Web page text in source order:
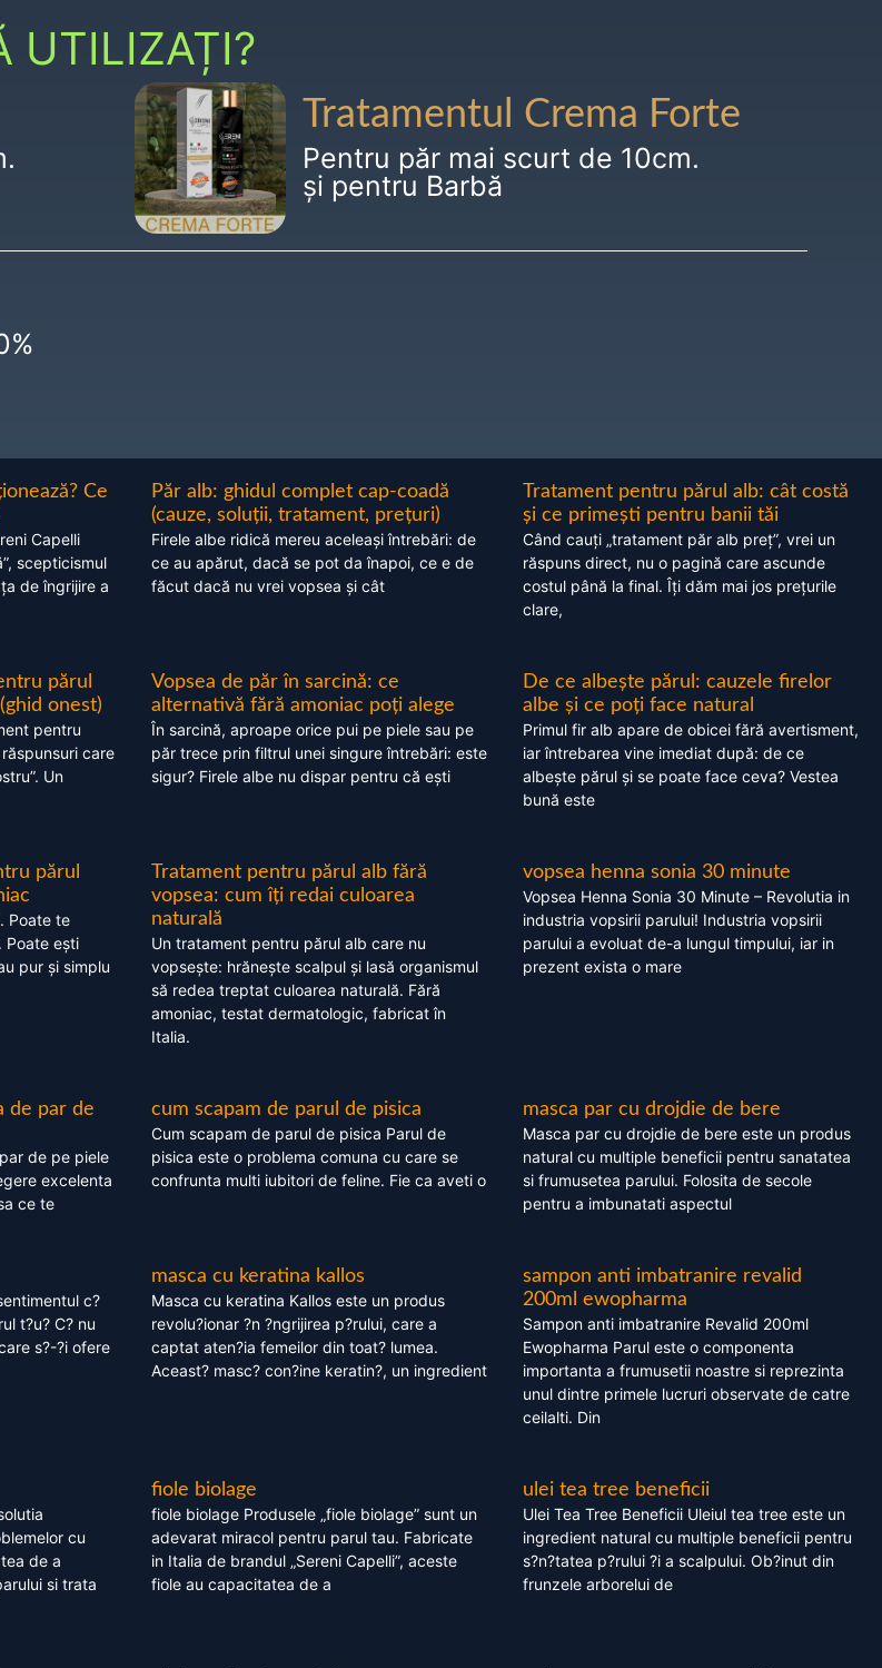
UTILIZAȚI?
Tratamentul Crema Forte
Pentru păr mai scurt de 10cm.
și pentru Barbă
Ce
Capelli
scepticismul
de îngrijire a
Păr alb: ghidul complet cap-coadă
(cauze, soluții, tratament, prețuri)
Firele albe ridică mereu aceleași întrebări: de
ce au apărut, dacă se pot da înapoi, ce e de
făcut dacă nu vrei vopsea și cât
Tratament pentru părul alb: cât costă
și ce primești pentru banii tăi
Când cauți „tratament păr alb preț”, vrei un
răspuns direct, nu o pagină care ascunde
costul până la final. Îți dăm mai jos prețurile
clare,
părul
onest)
pentru
care
Un
Vopsea de păr în sarcină: ce
alternativă fără amoniac poți alege
În sarcină, aproape orice pui pe piele sau pe
păr trece prin filtrul unei singure întrebări: este
sigur? Firele albe nu dispar pentru că ești
De ce albește părul: cauzele firelor
albe și ce poți face natural
Primul fir alb apare de obicei fără avertisment,
iar întrebarea vine imediat după: de ce
albește părul și se poate face ceva? Vestea
bună este
părul
Poate te
Poate ești
pur și simplu
Tratament pentru părul alb fără
vopsea: cum îți redai culoarea
naturală
Un tratament pentru părul alb care nu
vopsește: hrănește scalpul și lasă organismul
să redea treptat culoarea naturală. Fără
amoniac, testat dermatologic, fabricat în
Italia.
vopsea henna sonia 30 minute
Vopsea Henna Sonia 30 Minute – Revolutia in
industria vopsirii parului! Industria vopsirii
parului a evoluat de-a lungul timpului, iar in
prezent exista o mare
de par de
de pe piele
excelenta
ce te
cum scapam de parul de pisica
Cum scapam de parul de pisica Parul de
pisica este o problema comuna cu care se
confrunta multi iubitori de feline. Fie ca aveti o
masca par cu drojdie de bere
Masca par cu drojdie de bere este un produs
natural cu multiple beneficii pentru sanatatea
si frumusetea parului. Folosita de secole
pentru a imbunatati aspectul
c?
t?u? C? nu
s?-?i ofere
masca cu keratina kallos
Masca cu keratina Kallos este un produs
revolu?ionar ?n ?ngrijirea p?rului, care a
captat aten?ia femeilor din toat? lumea.
Aceast? masc? con?ine keratin?, un ingredient
sampon anti imbatranire revalid
200ml ewopharma
Sampon anti imbatranire Revalid 200ml
Ewopharma Parul este o componenta
importanta a frumusetii noastre si reprezinta
unul dintre primele lucruri observate de catre
ceilalti. Din
cu
de a
si trata
fiole biolage
fiole biolage Produsele „fiole biolage” sunt un
adevarat miracol pentru parul tau. Fabricate
in Italia de brandul „Sereni Capelli”, aceste
fiole au capacitatea de a
ulei tea tree beneficii
Ulei Tea Tree Beneficii Uleiul tea tree este un
ingredient natural cu multiple beneficii pentru
s?n?tatea p?rului ?i a scalpului. Ob?inut din
frunzele arborelui de